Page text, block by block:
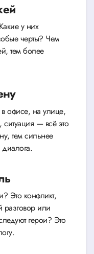
у них
черты? Чем
тем более
в офисе, на улице,
— всё это
тем сильнее
Это конфликт,
разговор или
герои? Это